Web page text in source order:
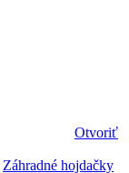
Otvoriť
Záhradné hojdačky